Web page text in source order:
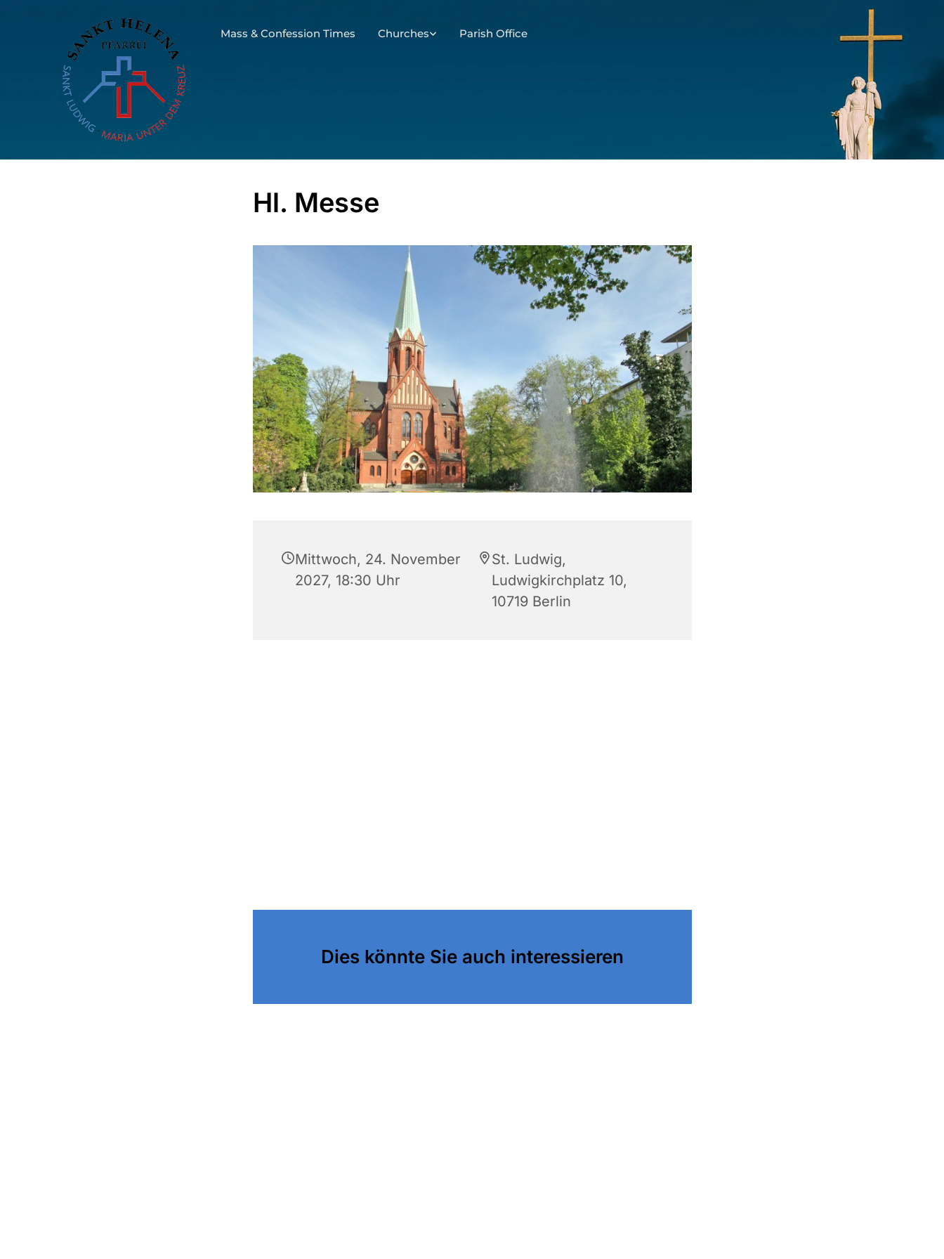
Mass & Confession Times Churches Parish Office
Hl. Messe
Mittwoch, 24. November
2027, 18:30 Uhr
St. Ludwig,
Ludwigkirchplatz 10,
10719 Berlin
Dies könnte Sie auch interessieren